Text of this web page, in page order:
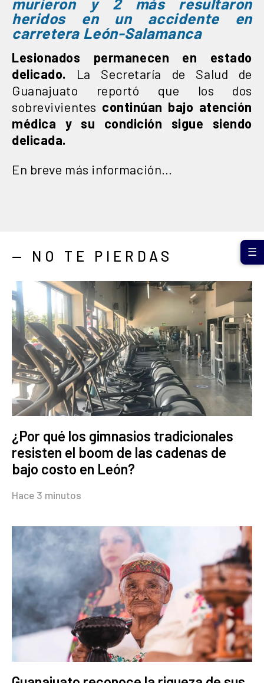
heridos en un accidente en
carretera León-Salamanca
Lesionados permanecen en estado
delicado. La Secretaría de Salud de
Guanajuato reportó que los dos
sobrevivientes continúan bajo atención
médica y su condición sigue siendo
delicada.
En breve más información…
— NO TE PIERDAS
¿Por qué los gimnasios tradicionales
resisten el boom de las cadenas de
bajo costo en León?
Hace 3 minutos
☰